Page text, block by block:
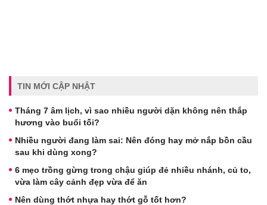
TIN MỚI CẬP NHẬT
Tháng 7 âm lịch, vì sao nhiều người dặn không nên thắp
hương vào buổi tối?
Nhiều người đang làm sai: Nên đóng hay mở nắp bồn cầu
sau khi dùng xong?
6 mẹo trồng gừng trong chậu giúp đẻ nhiều nhánh, củ to,
vừa làm cây cảnh đẹp vừa để ăn
Nên dùng thớt nhựa hay thớt gỗ tốt hơn?